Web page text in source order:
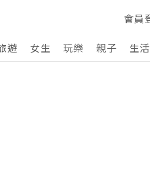
會員
遊 女生 玩樂 親子 生活